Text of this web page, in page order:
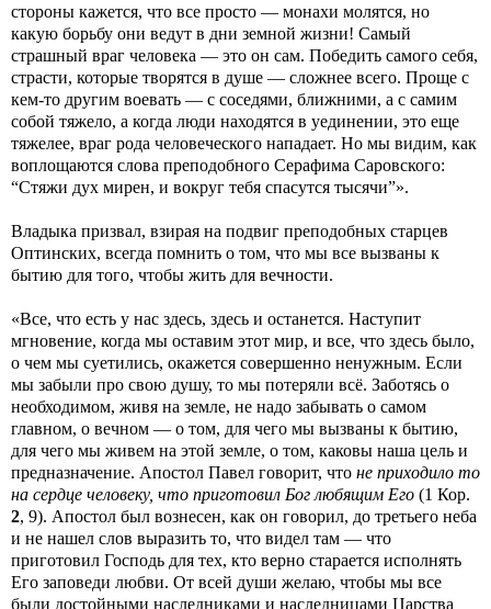
стороны кажется, что все просто — монахи молятся, но
какую борьбу они ведут в дни земной жизни! Самый
страшный враг человека — это он сам. Победить самого себя,
страсти, которые творятся в душе — сложнее всего. Проще с
кем-то другим воевать — с соседями, ближними, а с самим
собой тяжело, а когда люди находятся в уединении, это еще
тяжелее, враг рода человеческого нападает. Но мы видим, как
воплощаются слова преподобного Серафима Саровского:
“Стяжи дух мирен, и вокруг тебя спасутся тысячи”».
Владыка призвал, взирая на подвиг преподобных старцев
Оптинских, всегда помнить о том, что мы все вызваны к
бытию для того, чтобы жить для вечности.
«Все, что есть у нас здесь, здесь и останется. Наступит
мгновение, когда мы оставим этот мир, и все, что здесь было,
о чем мы суетились, окажется совершенно ненужным. Если
мы забыли про свою душу, то мы потеряли всё. Заботясь о
необходимом, живя на земле, не надо забывать о самом
главном, о вечном — о том, для чего мы вызваны к бытию,
для чего мы живем на этой земле, о том, каковы наша цель и
предназначение. Апостол Павел говорит, что не приходило то
на сердце человеку, что приготовил Бог любящим Его (1 Кор.
2, 9). Апостол был вознесен, как он говорил, до третьего неба
и не нашел слов выразить то, что видел там — что
приготовил Господь для тех, кто верно старается исполнять
Его заповеди любви. От всей души желаю, чтобы мы все
были достойными наследниками и наследницами Царства